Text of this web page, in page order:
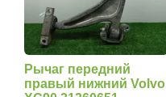
Рычаг передний
правый нижний Volvo